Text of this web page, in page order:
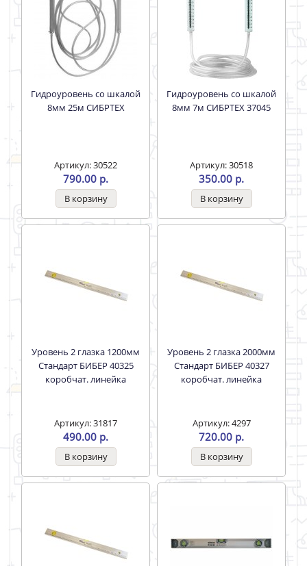
Гидроуровень со шкалой
8мм 25м СИБРТЕХ
Артикул: 30522
790.00 р.
Гидроуровень со шкалой
8мм 7м СИБРТЕХ 37045
Артикул: 30518
350.00 р.
Уровень 2 глазка 1200мм
Стандарт БИБЕР 40325
коробчат. линейка
Артикул: 31817
490.00 р.
Уровень 2 глазка 2000мм
Стандарт БИБЕР 40327
коробчат. линейка
Артикул: 4297
720.00 р.